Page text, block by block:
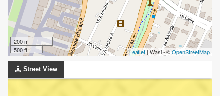
200 m
500 ft
Leaflet | Wasi - ©OpenStreetMap
Street View